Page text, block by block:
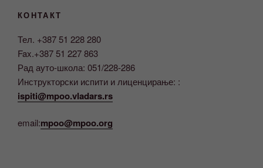
КОНТАКТ
Тел. +387 51 228 280
Fax.+387 51 227 863
Рад ауто-школа: 051/228-286
Инструкторски испити и лиценцирање: :
ispiti@mpoo.vladars.rs
email:mpoo@mpoo.org